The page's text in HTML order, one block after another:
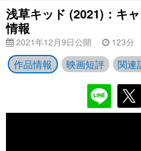
浅草キッド (2021)：キ
情報
2021年12月9日公開 123分
作品情報 映画短評 関連